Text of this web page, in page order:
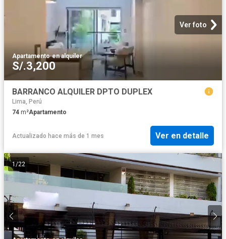
Ver foto
Apartamento·en alquiler
S/.3,200
BARRANCO ALQUILER DPTO DUPLEX
Lima, Perú
74 m²Apartamento
Actualizado hace más de 1 mes Ver en detalle
1/22